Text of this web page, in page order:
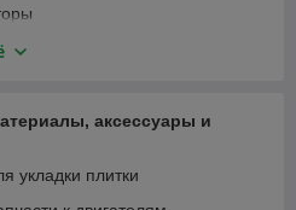
ПВХ
аксессуары и
укладки плитки